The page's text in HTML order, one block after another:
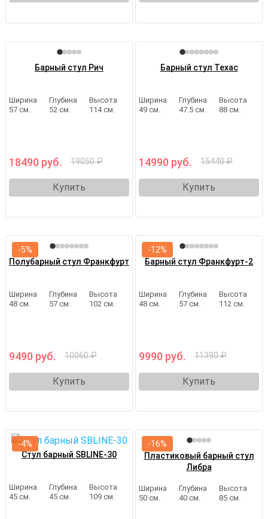
Барный стул Рич
Ширина
57 см.
Глубина
52 см.
Высота
114 см.
18490 руб. 19050 ₽
Купить
Барный стул Техас
Ширина
49 см.
Глубина
47.5 см.
Высота
88 см.
14990 руб. 15440 ₽
Купить
Полубарный стул Франкфурт
Ширина
48 см.
Глубина
57 см.
Высота
102 см.
9490 руб. 10060 ₽
Купить
-5%
Барный стул Франкфурт-2
Ширина
48 см.
Глубина
57 см.
Высота
112 см.
9990 руб. 11390 ₽
Купить
-12%
Стул барный SBLINE-30
Ширина
45 см.
Глубина
45 см.
Высота
109 см.
-4%
Пластиковый барный стул
Либра
Ширина
50 см.
Глубина
40 см.
Высота
85 см.
-16%